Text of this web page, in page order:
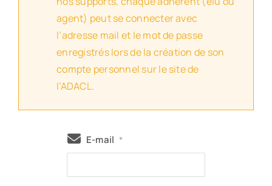
agent) peut se connecter avec
l’adresse mail et le mot de passe
enregistrés lors de la création de son
compte personnel sur le site de
l’ADACL.
E-mail *